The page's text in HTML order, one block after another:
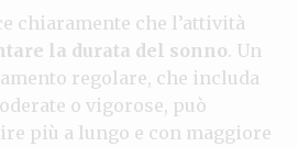
chiaramente che l’attività
la durata del sonno. Un
regolare, che includa
o vigorose, può
più a lungo e con maggiore